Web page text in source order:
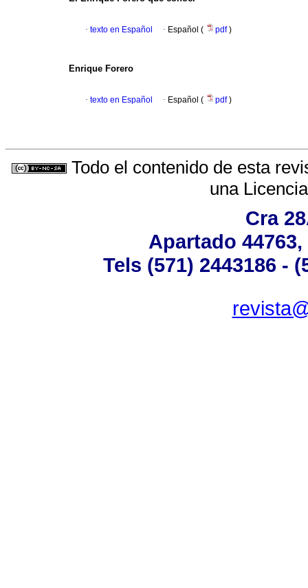
· texto en Español · Español ( pdf)
Enrique Forero
· texto en Español · Español ( pdf)
Todo el contenido de esta
una
Cra
Apartado
Tels (571) 2443186 -